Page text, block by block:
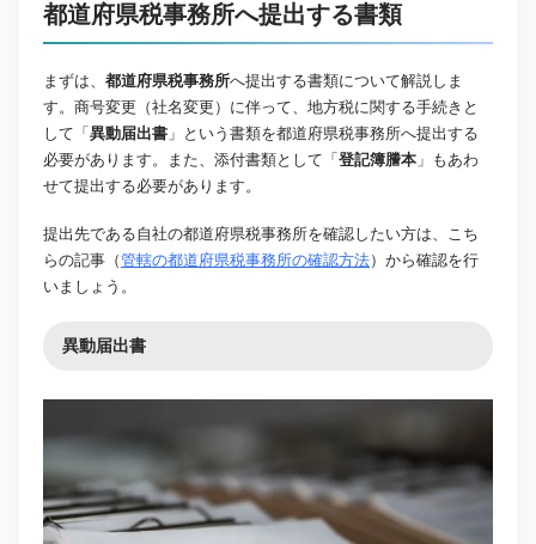
都道府県税事務所へ提出する書類
まずは、 都道府県税事務所へ提出する書類について解説しま
す。商号変更（社名変更）に伴って、地方税に関する手続きと
して「 異動届出書 」という書類を都道府県税事務所へ提出する
必要があります。また、添付書類として「 登記簿謄本 」もあわ
せて提出する必要があります。
提出先である自社の都道府県税事務所を確認したい方は、こち
らの記事（管轄の都道府県税事務所の確認方法）から確認を行
いましょう。
異動届出書